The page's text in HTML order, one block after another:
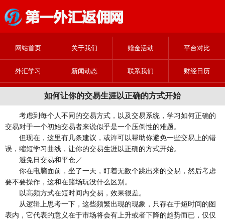
网站首页 关于我们 赠金活动 平台对比
外汇学习 新闻动态 联系我们 财经日历
如何让你的交易生涯以正确的方式开始
考虑到每个人不同的交易方式，以及交易系统，学习如何正确的
交易对于一个初始交易者来说似乎是一个压倒性的难题。
但现在，这里有几条建议，或许可以帮助你避免一些交易上的错
误，缩短学习曲线，让你的交易生涯以正确的方式开始。
避免日交易和平仓／
你在电脑面前，坐了一天，盯着无数个跳出来的交易，然后考虑
要不要操作，这和在赌场玩没什么区别。
以高频方式在短时间内交易，效果很差。
从逻辑上思考一下，这些频繁出现的现象，只存在于短时间的图
表内，它代表的意义在于市场将会有上升或者下降的趋势而已，仅仅